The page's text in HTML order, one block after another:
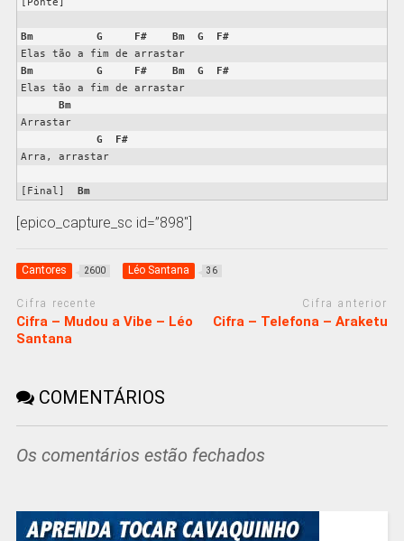
Bm G F# Bm G
F#
Elas tão a fim de arrastar
Bm
G F# Bm G
F#
Elas tão a fim de arrastar
Bm
Arrastar
G
F#
Arra, arrastar
[Final] Bm
[epico_capture_sc id=”898″]
Cantores 2600 Léo Santana 36
Cifra recente
Cifra – Mudou a Vibe – Léo
Santana
Cifra anterior
Cifra – Telefona – Araketu
COMENTÁRIOS
Os comentários estão fechados